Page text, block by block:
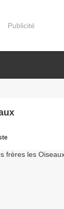
Publicité